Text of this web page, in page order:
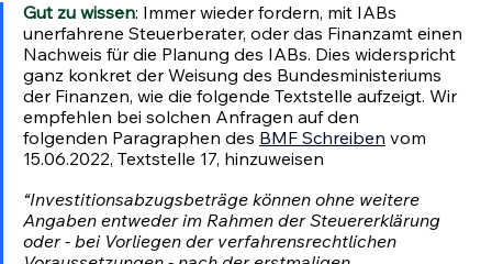
Gut zu wissen: Immer wieder fordern, mit IABs
unerfahrene Steuerberater, oder das Finanzamt einen
Nachweis für die Planung des IABs. Dies widerspricht
ganz konkret der Weisung des Bundesministeriums
der Finanzen, wie die folgende Textstelle aufzeigt. Wir
empfehlen bei solchen Anfragen auf den
folgenden Paragraphen des BMF Schreiben vom
15.06.2022, Textstelle 17, hinzuweisen
“Investitionsabzugsbeträge können ohne weitere
Angaben entweder im Rahmen der Steuererklärung
oder - bei Vorliegen der verfahrensrechtlichen